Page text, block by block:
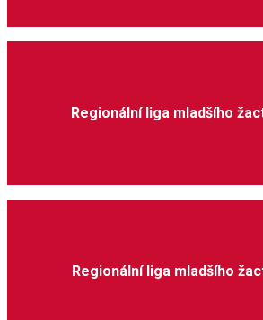
Regionální liga mladšího
Regionální liga mladšího